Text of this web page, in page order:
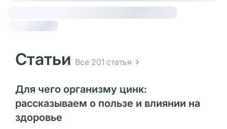
Статьи Все 201 статья
Для чего организму цинк:
рассказываем о пользе и влиянии на
здоровье